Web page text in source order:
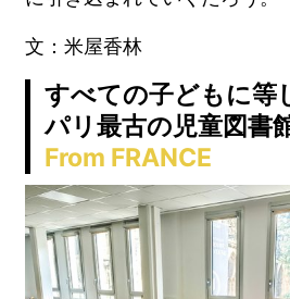
文：米屋香林
すべての子どもに等
パリ最古の児童図書
From FRANCE